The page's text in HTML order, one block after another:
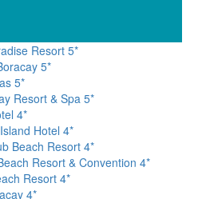
Resort 5*
5*
5*
Resort & Spa 5*
4*
Hotel 4*
Beach Resort 4*
Resort & Convention 4*
Resort 4*
4*